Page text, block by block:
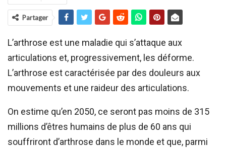
Partager
L’arthrose est une maladie qui s’attaque aux
articulations et, progressivement, les déforme.
L’arthrose est caractérisée par des douleurs aux
mouvements et une raideur des articulations.
On estime qu’en 2050, ce seront pas moins de 315
millions d’êtres humains de plus de 60 ans qui
souffriront d’arthrose dans le monde et que, parmi